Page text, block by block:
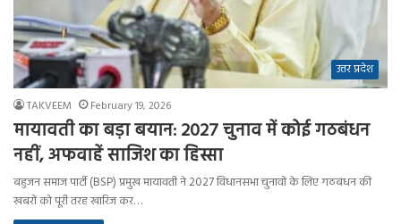
उत्तर प्रदेश
TAKVEEM February 19, 2026
मायावती का बड़ा बयान: 2027 चुनाव में कोई गठबंधन
नहीं, अफवाहें साजिश का हिस्सा
बहुजन समाज पार्टी (BSP) प्रमुख मायावती ने 2027 विधानसभा चुनावों के लिए गठबंधन की
खबरों को पूरी तरह खारिज कर…